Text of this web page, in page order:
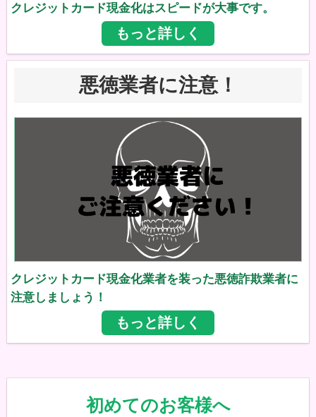
クレジットカード現金化はスピードが大事です。
もっと詳しく
悪徳業者に注意！
クレジットカード現金化業者を装った悪徳詐欺業者に
注意しましょう！
もっと詳しく
初めてのお客様へ